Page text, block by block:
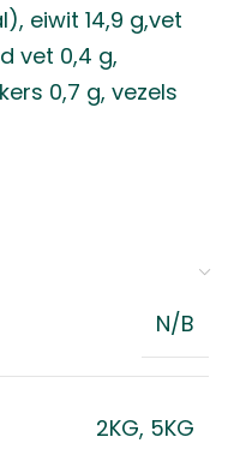
eiwit 14,9 g,vet
vet 0,4 g,
0,7 g, vezels
N/B
2KG, 5KG